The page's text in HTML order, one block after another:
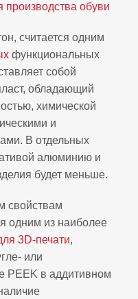
производства обуви
считается одним
функциональных
собой
обладающий
химической
и
В отдельных
алюминию и
будет меньше.
свойствам
одним из наиболее
3D‑печати,
или
PEEK в аддитивном